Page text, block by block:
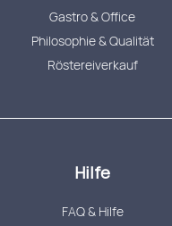
Gastro & Office
Philosophie & Qualität
Röstereiverkauf
Hilfe
FAQ & Hilfe